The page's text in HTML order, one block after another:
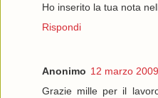
Ho inserito la tua nota
Rispondi
Anonimo 12 marzo
Grazie mille per il